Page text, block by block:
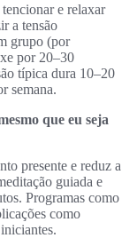
e relaxar
a tensão
grupo (por
por 20–30
típica dura 10–20
semana.
que eu seja
presente e reduz a
guiada e
Programas como
como